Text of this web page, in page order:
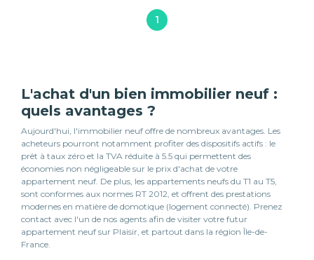
1
L'achat d'un bien immobilier neuf :
quels avantages ?
Aujourd'hui, l'immobilier neuf offre de nombreux avantages. Les
acheteurs pourront notamment profiter des dispositifs actifs : le
prêt à taux zéro et la TVA réduite à 5.5 qui permettent des
économies non négligeable sur le prix d'achat de votre
appartement neuf. De plus, les appartements neufs du T1 au T5,
sont conformes aux normes RT 2012, et offrent des prestations
modernes en matière de domotique (logement connecté). Prenez
contact avec l'un de nos agents afin de visiter votre futur
appartement neuf sur Plaisir, et partout dans la région Île-de-
France.